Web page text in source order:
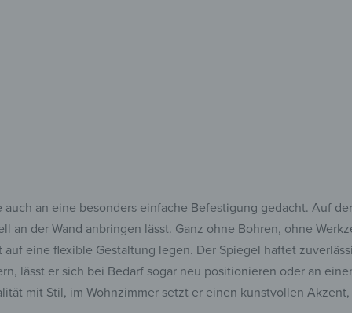
an eine besonders einfache Befestigung gedacht. Auf
an der Wand anbringen lässt. Ganz ohne Bohren, ohne
eine flexible Gestaltung legen. Der Spiegel haftet
lässt er sich bei Bedarf sogar neu positionieren oder an
mit Stil, im Wohnzimmer setzt er einen kunstvollen